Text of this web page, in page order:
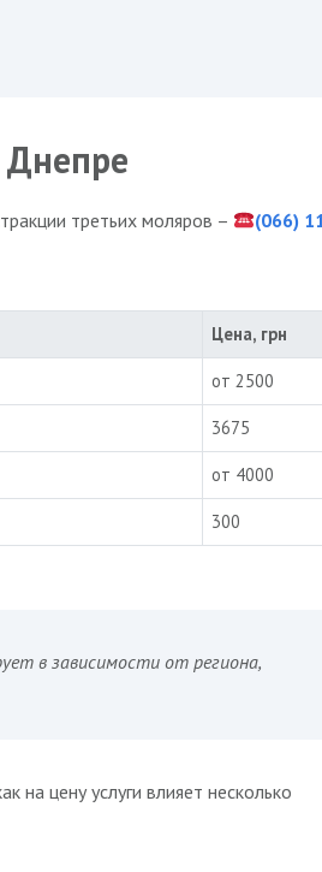
Днепре
третьих моляров –
(066)
Цена, грн
от 2500
3675
от 4000
300
в зависимости от региона,
на цену услуги влияет несколько